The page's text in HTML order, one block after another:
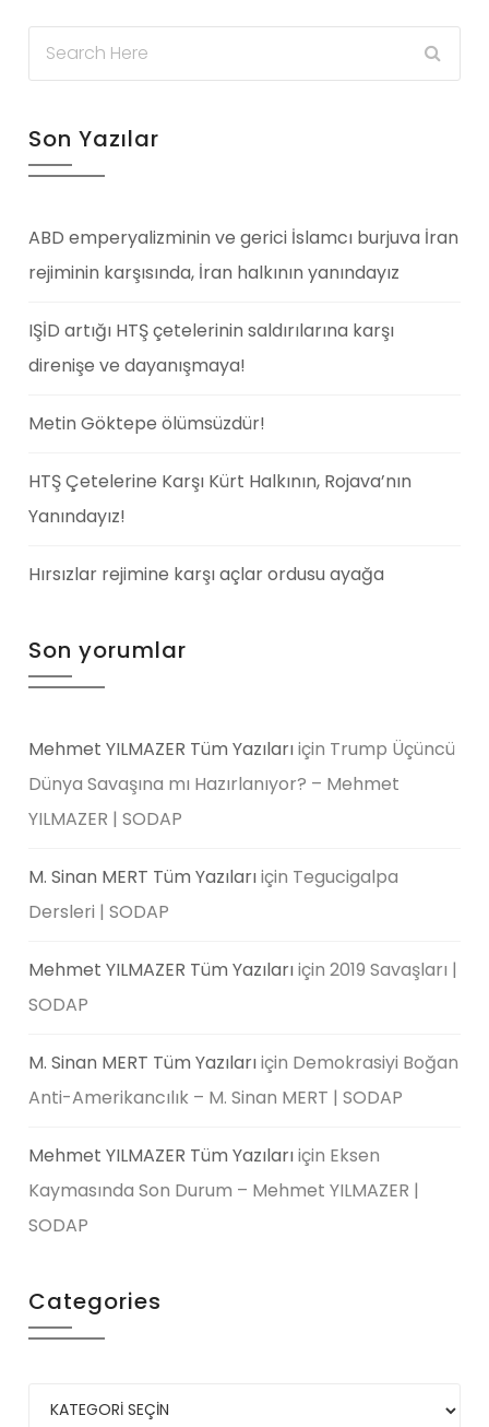
Son Yazılar
ABD emperyalizminin ve gerici İslamcı burjuva İran
rejiminin karşısında, İran halkının yanındayız
IŞİD artığı HTŞ çetelerinin saldırılarına karşı
direnişe ve dayanışmaya!
Metin Göktepe ölümsüzdür!
HTŞ Çetelerine Karşı Kürt Halkının, Rojava’nın
Yanındayız!
Hırsızlar rejimine karşı açlar ordusu ayağa
Son yorumlar
Mehmet YILMAZER Tüm Yazılarıiçin Trump Üçüncü
Dünya Savaşına mı Hazırlanıyor? – Mehmet
YILMAZER | SODAP
M. Sinan MERT Tüm Yazılarıiçin Tegucigalpa
Dersleri | SODAP
Mehmet YILMAZER Tüm Yazılarıiçin2019 Savaşları |
SODAP
M. Sinan MERT Tüm Yazılarıiçin Demokrasiyi Boğan
Anti-Amerikancılık – M. Sinan MERT | SODAP
Mehmet YILMAZER Tüm Yazılarıiçin Eksen
Kaymasında Son Durum – Mehmet YILMAZER |
SODAP
Categories